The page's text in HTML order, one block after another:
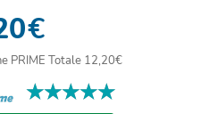
€
PRIME Totale 12,20€
★★★★★
★★★★★